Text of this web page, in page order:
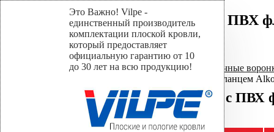
Это Важно! Vilpe -
единственный производитель
комплектации плоской кровли,
который предоставляет
официальную гарантию от 10
до 30 лет на всю продукцию!
Водосточным воронка с ПВХ
Home
Магазин
Водосточные воронки,Водосточные
Водосточным воронка с ПВХ фланцем
Водосточным воронка с ПВХ